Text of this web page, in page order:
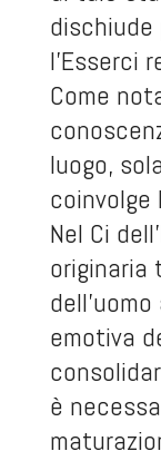
dischiude
l’Esserci
Come
luogo,
Nel Ci
originaria
emotiva
è